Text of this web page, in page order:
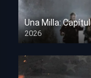
Una Milla:
2026
HD 1080p